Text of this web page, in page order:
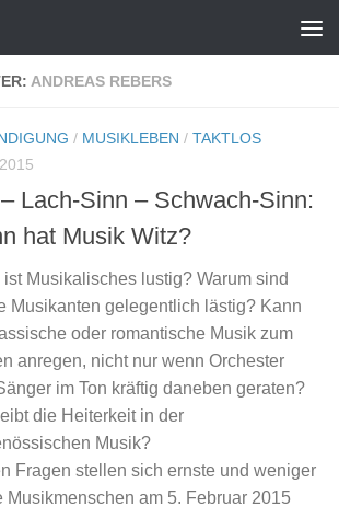
ANDREAS REBERS
/ MUSIKLEBEN / TAKTLOS
Lach-Sinn – Schwach-Sinn:
hat Musik Witz?
ist Musikalisches lustig? Warum sind
Musikanten gelegentlich lästig? Kann
oder romantische Musik zum
anregen, nicht nur wenn Orchester
im Ton kräftig daneben geraten?
die Heiterkeit in der
Musik?
Fragen stellen sich ernste und weniger
Musikmenschen am 5. Februar 2015